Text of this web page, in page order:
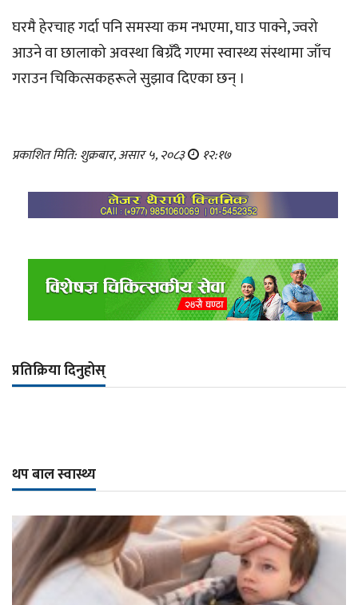
घरमै हेरचाह गर्दा पनि समस्या कम नभएमा, घाउ पाक्ने, ज्वरो
आउने वा छालाको अवस्था बिग्रँदै गएमा स्वास्थ्य संस्थामा जाँच
गराउन चिकित्सकहरूले सुझाव दिएका छन् ।
प्रकाशित मिति: शुक्रबार, असार ५, २०८३ १२:१७
प्रतिक्रिया दिनुहोस्
थप बाल स्वास्थ्य